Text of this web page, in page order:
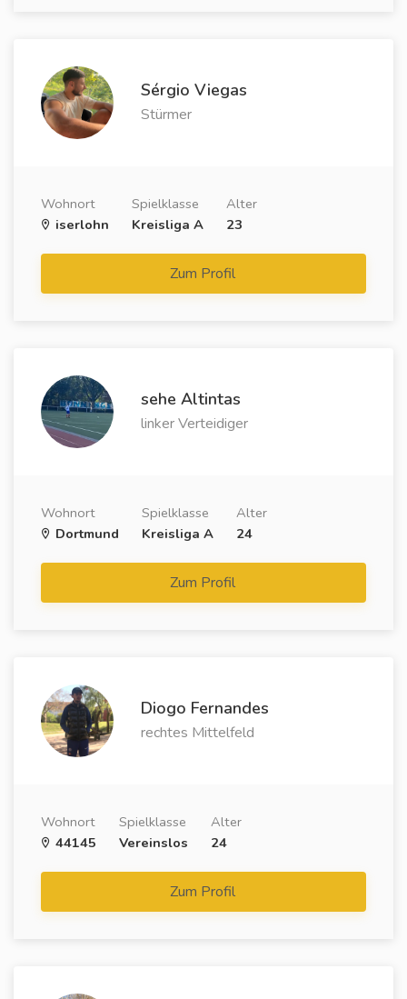
Sérgio Viegas
Stürmer
Wohnort
iserlohn
Spielklasse
Kreisliga A
Alter
23
Zum Profil
sehe Altintas
linker Verteidiger
Wohnort
Dortmund
Spielklasse
Kreisliga A
Alter
24
Zum Profil
Diogo Fernandes
rechtes Mittelfeld
Wohnort
44145
Spielklasse
Vereinslos
Alter
24
Zum Profil